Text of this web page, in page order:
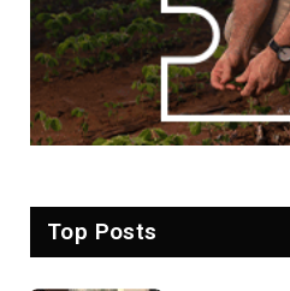
Top Posts